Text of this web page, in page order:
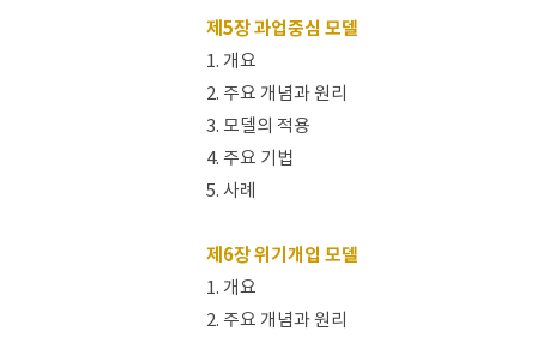
제5장 과업중심 모델
1. 개요
2. 주요 개념과 원리
3. 모델의 적용
4. 주요 기법
5. 사례
제6장 위기개입 모델
1. 개요
2. 주요 개념과 원리